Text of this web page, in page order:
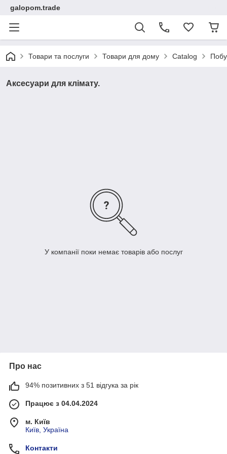
galopom.trade
Товари та послуги Товари для дому Catalog
Аксесуари для клімату.
У компанії поки немає товарів або послуг
Про нас
94% позитивних з 51 відгука за рік
Працює з 04.04.2024
м. Київ
Київ, Україна
Контакти